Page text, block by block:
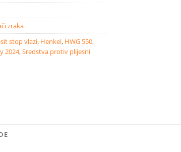
zraka
stop vlazi, Henkel, HWG 550,
2024,Sredstva protiv plijesni